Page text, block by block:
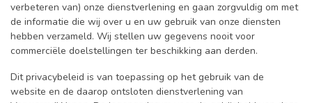
verbeteren van) onze dienstverlening en gaan zorgvuldig om met
de informatie die wij over u en uw gebruik van onze diensten
hebben verzameld. Wij stellen uw gegevens nooit voor
commerciële doelstellingen ter beschikking aan derden.
Dit privacybeleid is van toepassing op het gebruik van de
website en de daarop ontsloten dienstverlening van